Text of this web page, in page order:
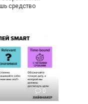
средство
0